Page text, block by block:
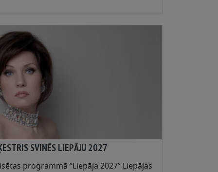
SVINĒS LIEPĀJU 2027
programmā “Liepāja 2027” Liepājas